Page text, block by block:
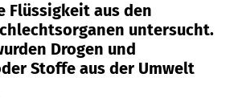
Flüssigkeit aus den
untersucht.
Drogen und
Stoffe aus der Umwelt